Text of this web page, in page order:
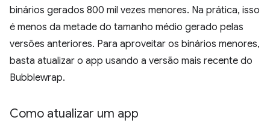
binários gerados 800 mil vezes menores. Na prática, isso
é menos da metade do tamanho médio gerado pelas
versões anteriores. Para aproveitar os binários menores,
basta atualizar o app usando a versão mais recente do
Bubblewrap.
Como atualizar um app